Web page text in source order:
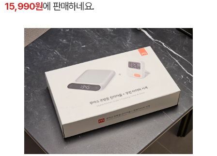
15,990원에 판매하네요.